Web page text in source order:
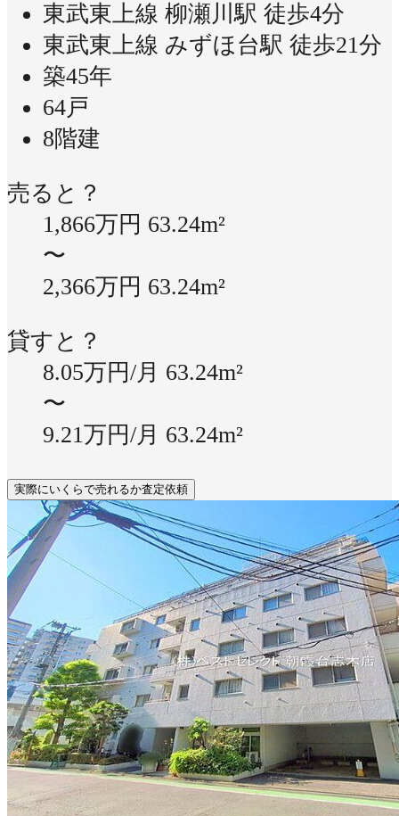
東武東上線 柳瀬川駅 徒歩4分
東武東上線 みずほ台駅 徒歩21分
築45年
64戸
8階建
売ると？
1,866万円 63.24m²
〜
2,366万円 63.24m²
貸すと？
8.05万円/月 63.24m²
〜
9.21万円/月 63.24m²
実際にいくらで売れるか査定依頼